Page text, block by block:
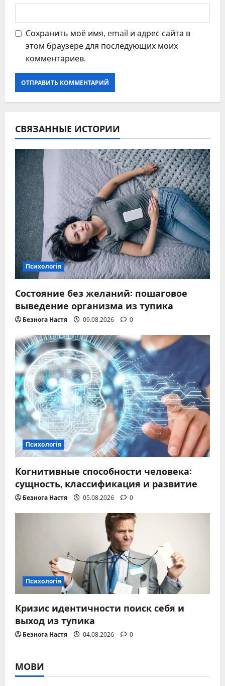
Сохранить моё имя, email и адрес сайта в
этом браузере для последующих моих
комментариев.
СВЯЗАННЫЕ ИСТОРИИ
Психологія
Состояние без желаний: пошаговое
выведение организма из тупика
Безнога Настя 09.08.2026 0
Психологія
Когнитивные способности человека:
сущность, классификация и развитие
Безнога Настя 05.08.2026 0
Психологія
Кризис идентичности поиск себя и
выход из тупика
Безнога Настя 04.08.2026 0
МОВИ